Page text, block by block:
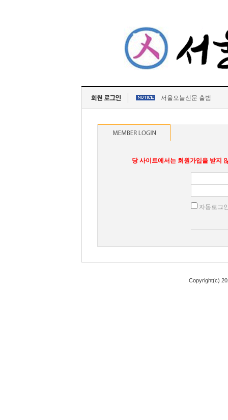
서울오늘신문 출범
당 사이트에서는 회원가입을 받지
자동로그
Copyright(c)